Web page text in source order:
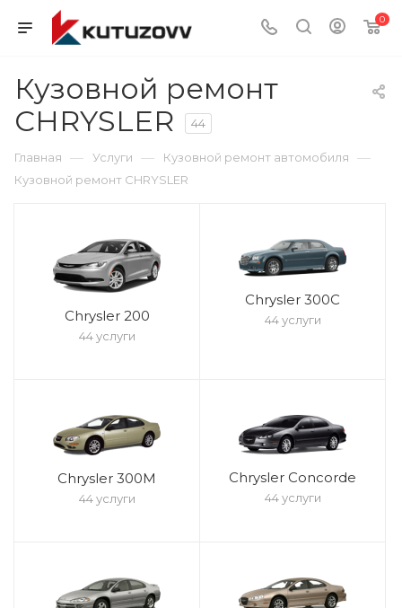
0
Кузовной ремонт
CHRYSLER
44
Главная — Услуги — Кузовной ремонт автомобиля —
Кузовной ремонт CHRYSLER
Chrysler 200
44 услуги
Chrysler 300C
44 услуги
Chrysler 300M
44 услуги
Chrysler Concorde
44 услуги